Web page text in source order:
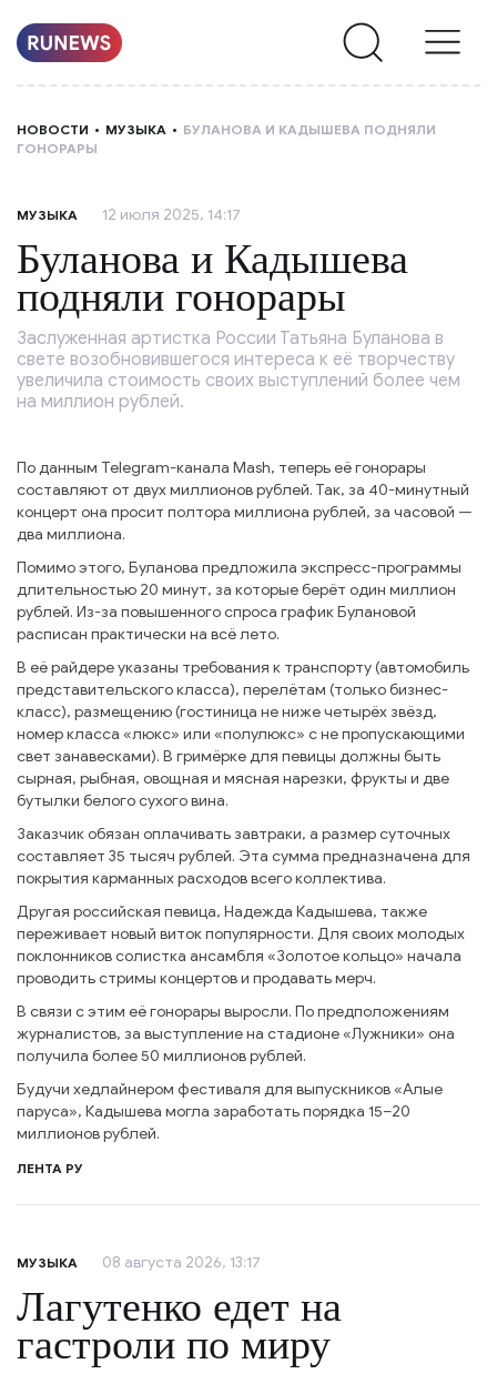
О
НАС
НОВОСТИ МУЗЫКА
БУЛАНОВА И КАДЫШЕВА ПОДНЯЛИ
ГОНОРАРЫ
МУЗЫКА 12 июля 2025, 14:17
Буланова и Кадышева
подняли гонорары
Заслуженная артистка России Татьяна Буланова в
свете возобновившегося интереса к её творчеству
увеличила стоимость своих выступлений более чем
на миллион рублей.
По данным Telegram-канала Mash, теперь её гонорары
составляют от двух миллионов рублей. Так, за 40-минутный
концерт она просит полтора миллиона рублей, за часовой —
два миллиона.
Помимо этого, Буланова предложила экспресс-программы
длительностью 20 минут, за которые берёт один миллион
рублей. Из-за повышенного спроса график Булановой
расписан практически на всё лето.
В её райдере указаны требования к транспорту (автомобиль
представительского класса), перелётам (только бизнес-
класс), размещению (гостиница не ниже четырёх звёзд,
номер класса «люкс» или «полулюкс» с не пропускающими
свет занавесками). В гримёрке для певицы должны быть
сырная, рыбная, овощная и мясная нарезки, фрукты и две
бутылки белого сухого вина.
Заказчик обязан оплачивать завтраки, а размер суточных
составляет 35 тысяч рублей. Эта сумма предназначена для
покрытия карманных расходов всего коллектива.
Другая российская певица, Надежда Кадышева, также
переживает новый виток популярности. Для своих молодых
поклонников солистка ансамбля «Золотое кольцо» начала
проводить стримы концертов и продавать мерч.
В связи с этим её гонорары выросли. По предположениям
журналистов, за выступление на стадионе «Лужники» она
получила более 50 миллионов рублей.
Будучи хедлайнером фестиваля для выпускников «Алые
паруса», Кадышева могла заработать порядка 15–20
миллионов рублей.
ЛЕНТА РУ
МУЗЫКА 08 августа 2026, 13:17
Лагутенко едет на
гастроли по миру